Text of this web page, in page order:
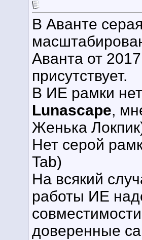
В Аванте
Аванта от
присутствует.
В ИЕ рамки
Lunascape,
Женька
Нет серой
Tab)
На всякий
работы ИЕ
доверенные